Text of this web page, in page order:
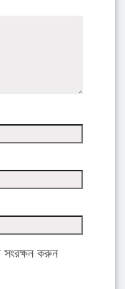
করুন